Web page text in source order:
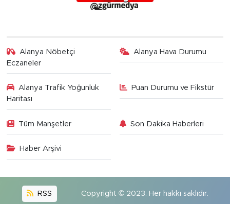
Alanya Nöbetçi
Eczaneler
Alanya Hava Durumu
Alanya Trafik Yoğunluk
Haritası
Puan Durumu ve Fikstür
Tüm Manşetler Son Dakika Haberleri
Haber Arşivi
RSS Copyright © 2023. Her hakkı saklıdır.